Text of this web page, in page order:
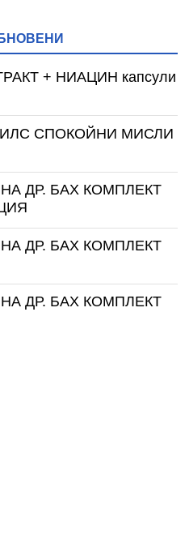
+ НИАЦИН капсули
СПОКОЙНИ МИСЛИ
ДР. БАХ КОМПЛЕКТ
ДР. БАХ КОМПЛЕКТ
ДР. БАХ КОМПЛЕКТ